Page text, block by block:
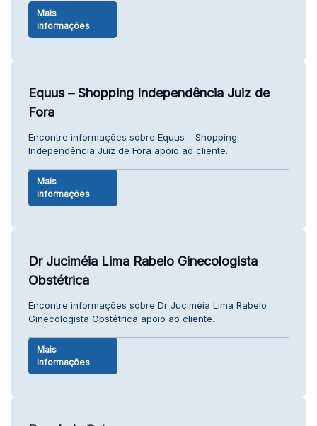
Mais
informações
Equus – Shopping Independência Juiz de
Fora
Encontre informações sobre Equus – Shopping
Independência Juiz de Fora apoio ao cliente.
Mais
informações
Dr Juciméia Lima Rabelo Ginecologista
Obstétrica
Encontre informações sobre Dr Juciméia Lima Rabelo
Ginecologista Obstétrica apoio ao cliente.
Mais
informações